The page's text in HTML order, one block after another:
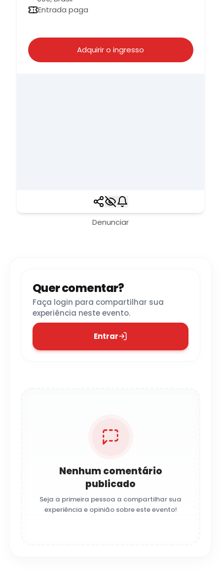
Entrada paga
Adquirir o ingresso
Denunciar
Quer comentar?
Faça login para compartilhar sua
experiência neste evento.
Entrar
Nenhum comentário
publicado
Seja a primeira pessoa a compartilhar sua
experiência e opinião sobre este evento!